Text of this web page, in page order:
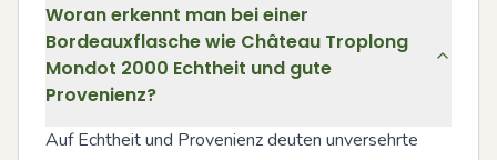
Woran erkennt man bei einer
Bordeauxflasche wie Château Troplong
Mondot 2000 Echtheit und gute
Provenienz?
Auf Echtheit und Provenienz deuten unversehrte